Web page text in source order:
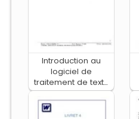
Introduction au
logiciel de
traitement de texte
Microsoft Word